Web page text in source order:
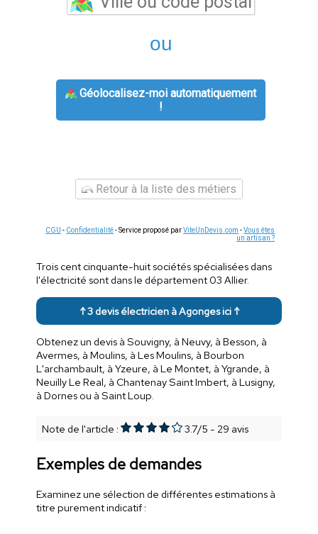
ou
Géolocalisez-moi automatiquement
!
Retour à la liste des métiers
CGU - Confidentialité- Service proposé parViteUnDevis.com -Vous êtes
un artisan ?
Trois cent cinquante-huit sociétés spécialisées dans
l'électricité sont dans le département 03 Allier.
↑ 3 devis électricien à Agonges ici ↑
Obtenez un devis à Souvigny, à Neuvy, à Besson, à
Avermes, à Moulins, à Les Moulins, à Bourbon
L'archambault, à Yzeure, à Le Montet, à Ygrande, à
Neuilly Le Real, à Chantenay Saint Imbert, à Lusigny,
à Dornes ou à Saint Loup.
Note de l'article : 3.7/5 - 29 avis
Exemples de demandes
Examinez une sélection de différentes estimations à
titre purement indicatif :